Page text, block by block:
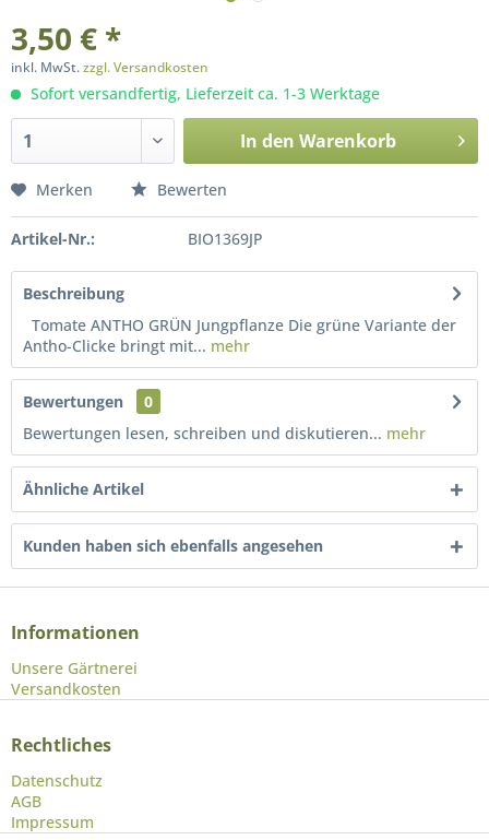
3,50 € *
inkl. MwSt.zzgl. Versandkosten
Sofort versandfertig, Lieferzeit ca. 1-3 Werktage
In den Warenkorb
Merken Bewerten
Artikel-Nr.: BIO1369JP
Beschreibung
Tomate ANTHO GRÜN Jungpflanze Die grüne Variante der
Antho-Clicke bringt mit... mehr
Bewertungen
0
Bewertungen lesen, schreiben und diskutieren... mehr
Ähnliche Artikel
Kunden haben sich ebenfalls angesehen
Informationen
Unsere Gärtnerei
Versandkosten
Rechtliches
Datenschutz
AGB
Impressum